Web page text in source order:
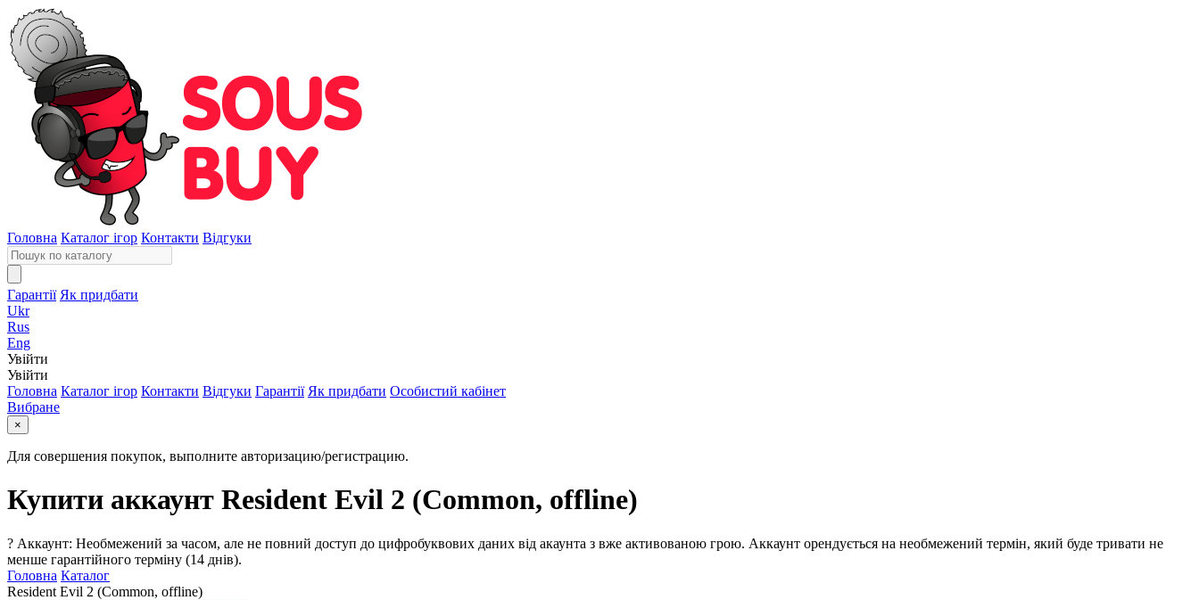
Головна Каталог ігор Контакти Відгуки
Гарантії Як придбати
Ukr
Rus
Eng
Увійти
Увійти
Головна Каталог ігор Контакти Відгуки Гарантії Як придбати Особистий кабінет
Вибране
×
Для совершения покупок, выполните авторизацию/регистрацию.
Купити аккаунт Resident Evil 2 (Common, offline)
? Аккаунт: Необмежений за часом, але не повний доступ до цифробуквових даних від акаунта з вже активованою грою. Аккаунт орендується на необмежений термін, який буде тривати не
менше гарантійного терміну (14 днів).
Головна Каталог
Resident Evil 2 (Common, offline)